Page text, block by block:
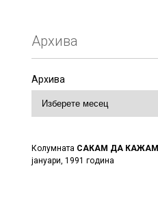
Архива
Архива
Колумната САКАМ ДА КАЖАМ
јануари, 1991 година